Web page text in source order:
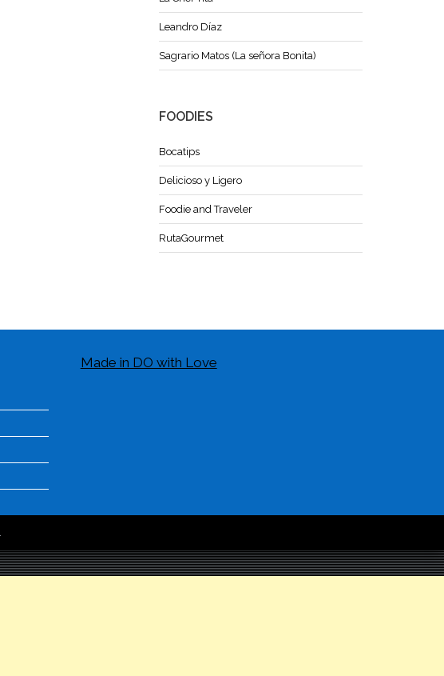
Leandro Díaz
Sagrario Matos (La señora Bonita)
FOODIES
Bocatips
Delicioso y Ligero
Foodie and Traveler
RutaGourmet
Made in DO with Love